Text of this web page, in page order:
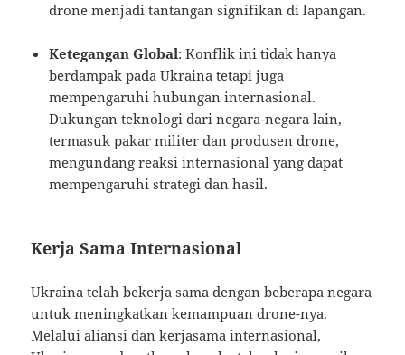
drone menjadi tantangan signifikan di lapangan.
Ketegangan Global: Konflik ini tidak hanya
berdampak pada Ukraina tetapi juga
mempengaruhi hubungan internasional.
Dukungan teknologi dari negara-negara lain,
termasuk pakar militer dan produsen drone,
mengundang reaksi internasional yang dapat
mempengaruhi strategi dan hasil.
Kerja Sama Internasional
Ukraina telah bekerja sama dengan beberapa negara
untuk meningkatkan kemampuan drone-nya.
Melalui aliansi dan kerjasama internasional,